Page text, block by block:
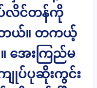
ပ်လိင်တန်ကို
ယ်။ တကယ့်
အေးကြည်မ
ျုပ်ပုဆိုးကွင်း